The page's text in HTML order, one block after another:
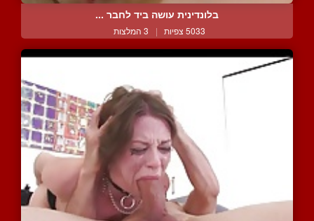
בלונדינית עושה ביד לחבר ...
5033 צפיות | 3 המלצות